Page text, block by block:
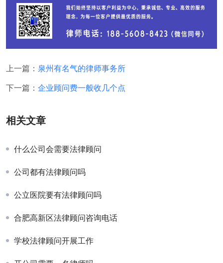
上一篇： 泉州有名气的律师事务所
下一篇： 企业顾问费一般收几个点
相关文章
什么公司会需要法律顾问
公司都有法律顾问吗
公立医院要有法律顾问吗
合肥高新区法律顾问咨询电话
学校法律顾问开展工作